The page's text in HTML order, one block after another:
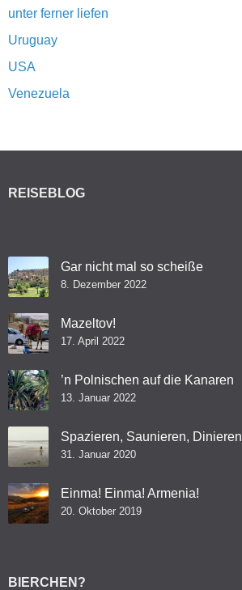
unter ferner liefen
Uruguay
USA
Venezuela
REISEBLOG
Gar nicht mal so scheiße
8. Dezember 2022
Mazeltov!
17. April 2022
’n Polnischen auf die Kanaren
13. Januar 2022
Spazieren, Saunieren, Dinieren
31. Januar 2020
Einma! Einma! Armenia!
20. Oktober 2019
BIERCHEN?